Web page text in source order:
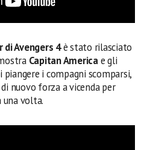
Avengers 4è stato rilasciato
Capitan Americae gli
i compagni scomparsi,
nuovo forza a vicenda per
volta.